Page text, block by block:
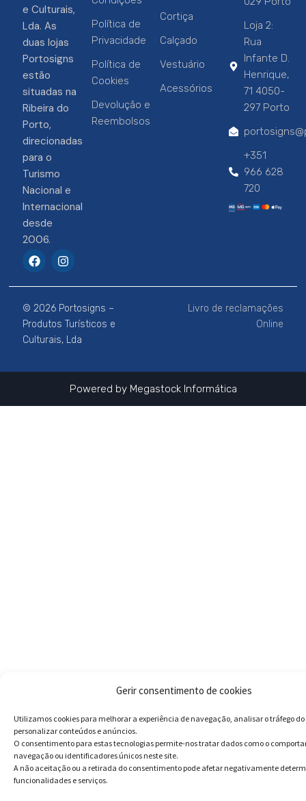
Gerir consentimento de cookies
Utilizamos cookies para melhorar a experiência de navegação, analisar o tráfego do
personalizar conteúdos e anúncios.
O consentimento para estas tecnologias permite-nos tratar dados como o
navegação ou identificadores únicos neste site.
A não aceitação ou a retirada do consentimento pode afetar negativamente
funcionalidades e serviços.
e Culturais,
Lda. As
duas lojas
Portosigns
estão
situadas na
Ribeira do
Porto,
direcionadas
para o
Turismo
Nacional e
Internacional
desde
2006.
F
a
e
b
o
o
k
I
n
t
a
g
r
a
m
Política de
Privacidade
Política de
Cookies
Devolução e
Reembolsos
Cortiça
Calçado
Vestuário
Acessórios
Loja 2:
Rua
Infante D.
Henrique,
71 4050-
297 Porto
+351
966 628
720
© 2026 Portosigns –
Produtos Turísticos e
Culturais, Lda
Livro de reclamações
Online
Powered by Megastock Informática